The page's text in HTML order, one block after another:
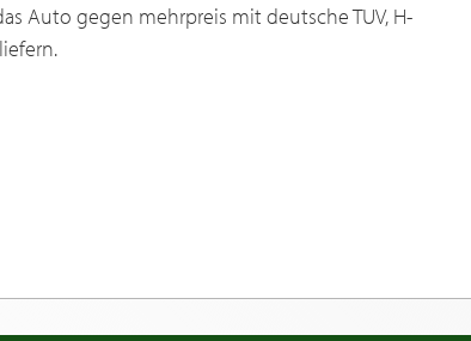
Auto gegen mehrpreis mit deutsche TUV, H-